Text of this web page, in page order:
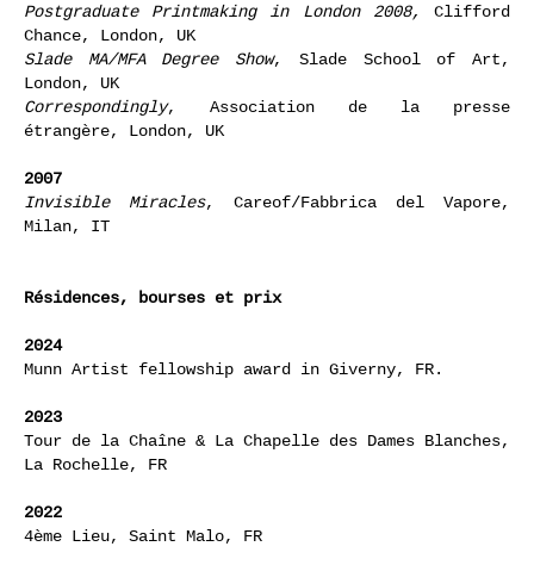
Postgraduate Printmaking in London 2008, Clifford
Chance, London, UK
Slade MA/MFA Degree Show, Slade School of Art,
London, UK
Correspondingly, Association de la presse
étrangère, London, UK
2007
Invisible Miracles, Careof/Fabbrica del Vapore,
Milan, IT
Résidences, bourses et prix
2024
Munn Artist fellowship award in Giverny, FR.
2023
Tour de la Chaîne & La Chapelle des Dames Blanches,
La Rochelle, FR
2022
4ème Lieu, Saint Malo, FR